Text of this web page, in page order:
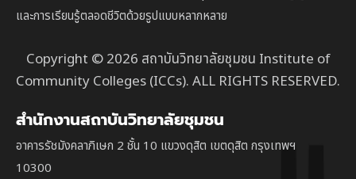
และการเรียนรู้ตลอดชีวิตด้วยรูปแบบหลากหลาย
Copyright © 2026 สถาบันวิทยาลัยชุมชน Institute of
Community Colleges (ICCs). ALL RIGHTS RESERVED.
สำนักงานสถาบันวิทยาลัยชุมชน
อาคารรัชมังคลาภิเษก 2 ชั้น 10 แขวงดุสิต เขตดุสิต กรุงเทพฯ
10300